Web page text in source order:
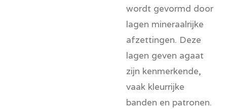
wordt gevormd door
lagen mineraalrijke
afzettingen. Deze
lagen geven agaat
zijn kenmerkende,
vaak kleurrijke
banden en patronen.